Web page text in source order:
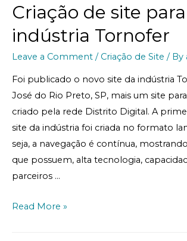
Criação de site para
indústria Tornofer
Leave a Comment / Criação de Site / By
Foi publicado o novo site da indústria
José do Rio Preto, SP, mais um site
criado pela rede Distrito Digital. A
site da indústria foi criada no formato
seja, a navegação é contínua,
que possuem, alta tecnologia,
parceiros …
Read More »